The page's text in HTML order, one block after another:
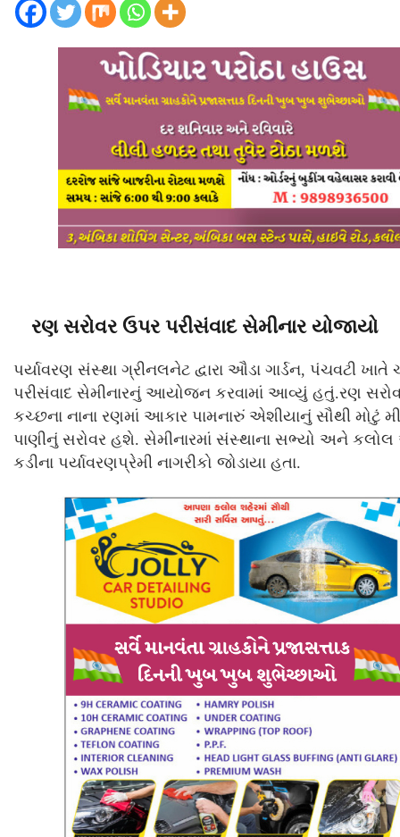
રણ સરોવર ઉપર પરીસંવાદ સેમીનાર યોજાયો
પર્યાવરણ સંસ્થા ગ્રીનલનેટ દ્વારા ઔડા ગાર્ડન, પંચવટી ખાતે
પરીસંવાદ સેમીનારનું આયોજન કરવામાં આવ્યું હતું.રણ
કચ્છના નાના રણમાં આકાર પામનારું એશીયાનું સૌથી મોટું
પાણીનું સરોવર હશે. સેમીનારમાં સંસ્થાના સભ્યો અને
કડીના પર્યાવરણપ્રેમી નાગરીકો જોડાયા હતા.